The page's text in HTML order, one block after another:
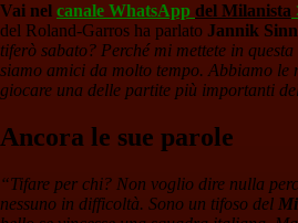
Vai nel canale WhatsApp del Milanista
del Roland-Garros ha parlato Jannik
tiferò sabato? Perché mi mettete in
siamo amici da molto tempo. Abbiamo le
giocare una delle partite più importanti
Ancora le sue parole
“Tifare per chi? Non voglio dire nulla
nessuno in difficoltà. Sono un tifoso del